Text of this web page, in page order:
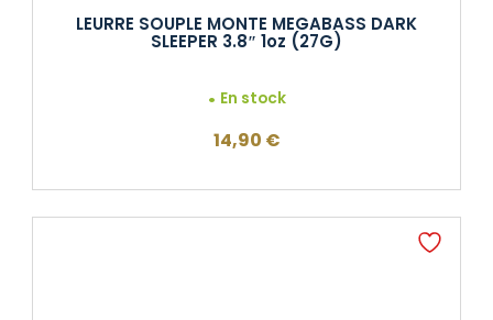
LEURRE SOUPLE MONTE MEGABASS DARK
SLEEPER 3.8″ 1oz (27G)
En stock
14,90 €